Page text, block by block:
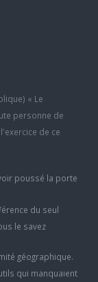
« Le
personne de
de ce
poussé la porte
du seul
le savez
géographique.
qui manquaient